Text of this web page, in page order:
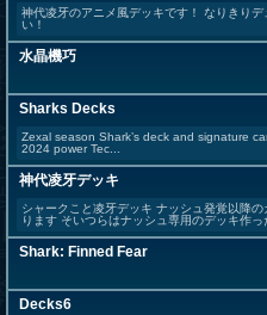
神代凌牙のアニメ風デッキです！ なりきりデ
い！
水晶機巧
Sharks Decks
Zexal season Shark’s deck and signature
2024 power Tec...
神代凌牙デッキ
シャークこと凌牙デッキ ナッシュ発覚以降
ります そいつらはナッシュ専用のデッキ作っ
Shark: Finned Fear
Decks6